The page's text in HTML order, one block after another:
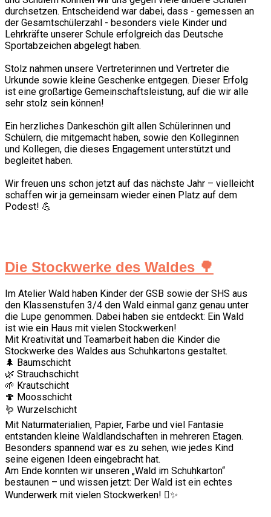
durchsetzen. Entscheidend war dabei, dass - gemessen an
der Gesamtschülerzahl - besonders viele Kinder und
Lehrkräfte unserer Schule erfolgreich das Deutsche
Sportabzeichen abgelegt haben.
Stolz nahmen unsere Vertreterinnen und Vertreter die
Urkunde sowie kleine Geschenke entgegen. Dieser Erfolg
ist eine großartige Gemeinschaftsleistung, auf die wir alle
sehr stolz sein können!
Ein herzliches Dankeschön gilt allen Schülerinnen und
Schülern, die mitgemacht haben, sowie den Kolleginnen
und Kollegen, die dieses Engagement unterstützt und
begleitet haben.
Wir freuen uns schon jetzt auf das nächste Jahr – vielleicht
schaffen wir ja gemeinsam wieder einen Platz auf dem
Podest! 💪
Die Stockwerke des Waldes 🌳
Im Atelier Wald haben Kinder der GSB sowie der SHS aus
den Klassenstufen 3/4 den Wald einmal ganz genau unter
die Lupe genommen. Dabei haben sie entdeckt: Ein Wald
ist wie ein Haus mit vielen Stockwerken!
Mit Kreativität und Teamarbeit haben die Kinder die
Stockwerke des Waldes aus Schuhkartons gestaltet.
🌲 Baumschicht
🌿 Strauchschicht
🌱 Krautschicht
🍄 Moosschicht
🪱 Wurzelschicht
Mit Naturmaterialien, Papier, Farbe und viel Fantasie
entstanden kleine Waldlandschaften in mehreren Etagen.
Besonders spannend war es zu sehen, wie jedes Kind
seine eigenen Ideen eingebracht hat.
Am Ende konnten wir unseren „Wald im Schuhkarton“
bestaunen – und wissen jetzt: Der Wald ist ein echtes
Wunderwerk mit vielen Stockwerken! 🪾✨